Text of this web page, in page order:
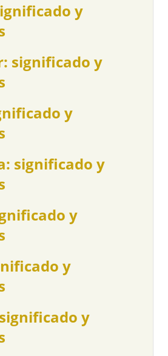
y
significado y
y
significado y
y
y
y